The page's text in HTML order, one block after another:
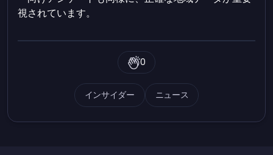
視されています。
インサイダー ニュース
0